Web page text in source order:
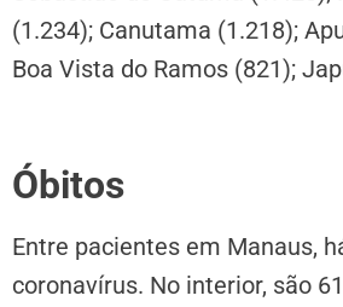
(1.234); Canutama (1.218);
Boa Vista do Ramos (821);
Óbitos
Entre pacientes em Manaus,
coronavírus. No interior, são